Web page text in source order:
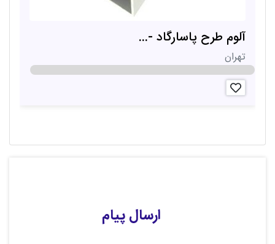
آلوم طرح پاسارگاد -...
تهران
ارسال پیام